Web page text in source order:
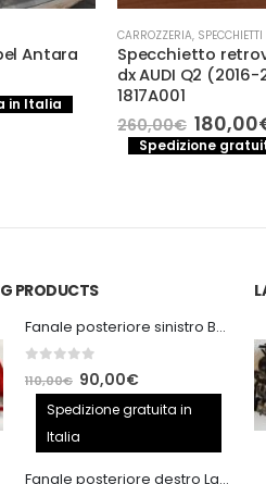
Antara
in Italia
CARROZZERIA, SPECCHIETTI
Specchietto
dx AUDI Q2
1817A001
260,00€ Il
prezzo
180,00
Spedizione
PRODUCTS
Fanale posteriore sinistro BMW E92 Coupe
110,00€ Il
prezzo
originale
90,00€Il
prezzo
Spedizione gratuita in
Italia
Fanale posteriore destro Land Rover Discovery 3